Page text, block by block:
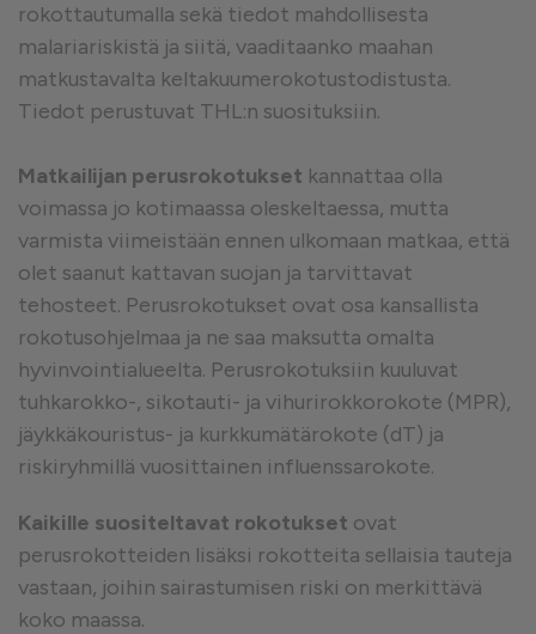
rokottautumalla sekä tiedot mahdollisesta
malariariskistä ja siitä, vaaditaanko maahan
matkustavalta keltakuumerokotustodistusta.
Tiedot perustuvat THL:n suosituksiin.
Matkailijan perusrokotukset kannattaa olla
voimassa jo kotimaassa oleskeltaessa, mutta
varmista viimeistään ennen ulkomaan matkaa, että
olet saanut kattavan suojan ja tarvittavat
tehosteet. Perusrokotukset ovat osa kansallista
rokotusohjelmaa ja ne saa maksutta omalta
hyvinvointialueelta. Perusrokotuksiin kuuluvat
tuhkarokko-, sikotauti- ja vihurirokkorokote (MPR),
jäykkäkouristus- ja kurkkumätärokote (dT) ja
riskiryhmillä vuosittainen influenssarokote.
Kaikille suositeltavat rokotukset ovat
perusrokotteiden lisäksi rokotteita sellaisia tauteja
vastaan, joihin sairastumisen riski on merkittävä
koko maassa.